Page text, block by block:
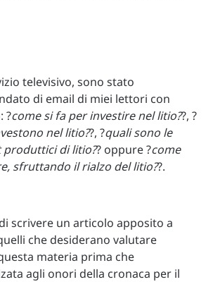
televisivo, sono stato
di email di miei lettori con
?come si fa per investire nel litio??, ?
nel litio??, ?quali sono le
produttici di litio?? oppure ?come
sfruttando il rialzo del litio??.
scrivere un articolo apposito a
che desiderano valutare
materia prima che
agli onori della cronaca per il